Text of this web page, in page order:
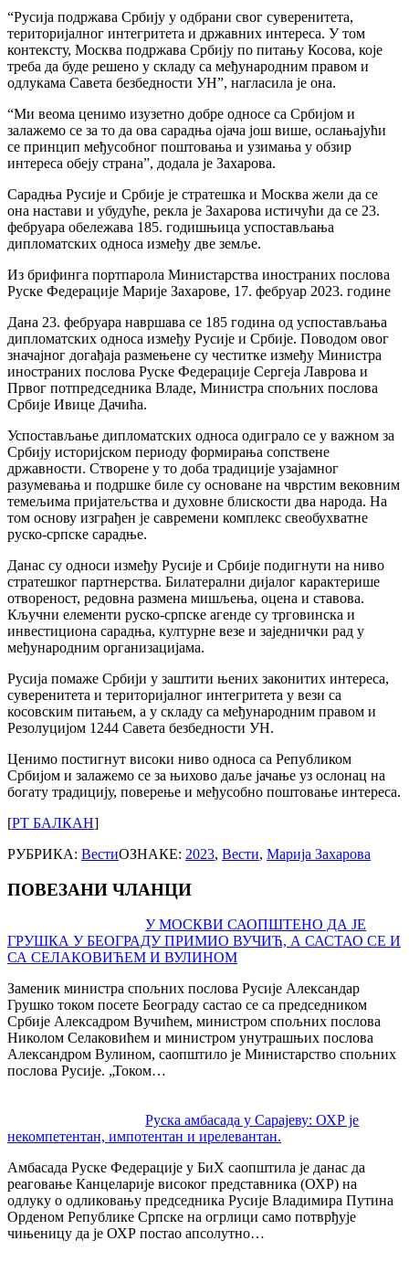
“Русија подржава Србију у одбрани свог суверенитета,
територијалног интегритета и државних интереса. У том
контексту, Москва подржава Србију по питању Косова, које
треба да буде решено у складу са међународним правом и
одлукама Савета безбедности УН”, нагласила је она.
“Ми веома ценимо изузетно добре односе са Србијом и
залажемо се за то да ова сарадња ојача још више, ослањајући
се принцип међусобног поштовања и узимања у обзир
интереса обеју страна”, додала је Захарова.
Сарадња Русије и Србије је стратешка и Москва жели да се
она настави и убудуће, рекла је Захарова истичући да се 23.
фебруара обележава 185. годишњица успостављања
дипломатских односа између две земље.
Из брифинга портпарола Министарства иностраних послова
Руске Федерације Марије Захарове, 17. фебруар 2023. године
Дана 23. фебруара навршава се 185 година од успостављања
дипломатских односа између Русије и Србије. Поводом овог
значајног догађаја размењене су честитке између Министра
иностраних послова Руске Федерације Сергеја Лаврова и
Првог потпредседника Владе, Министра спољних послова
Србије Ивице Дачића.
Успостављање дипломатских односа одиграло се у важном за
Србију историјском периоду формирања сопствене
државности. Створене у то доба традиције узајамног
разумевања и подршке биле су основане на чврстим вековним
темељима пријатељства и духовне блискости два народа. На
том основу изграђен је савремени комплекс свеобухватне
руско-српске сарадње.
Данас су односи између Русије и Србије подигнути на ниво
стратешког партнерства. Билатерални дијалог карактерише
отвореност, редовна размена мишљења, оцена и ставова.
Кључни елементи руско-српске агенде су трговинска и
инвестициона сарадња, културне везе и заједнички рад у
међународним организацијама.
Русија помаже Србији у заштити њених законитих интереса,
суверенитета и територијалног интегритета у вези са
косовским питањем, а у складу са међународним правом и
Резолуцијом 1244 Савета безбедности УН.
Ценимо постигнут високи ниво односа са Републиком
Србијом и залажемо се за њихово даље јачање уз ослонац на
богату традицију, поверење и међусобно поштовање интереса.
[РТ БАЛКАН]
РУБРИКА: ВестиОЗНАКЕ: 2023, Вести, Марија Захарова
ПОВЕЗАНИ ЧЛАНЦИ
У МОСКВИ САОПШТЕНО ДА ЈЕ
ГРУШКА У БЕОГРАДУ ПРИМИО ВУЧИЋ, А САСТАО СЕ И
СА СЕЛАКОВИЋЕМ И ВУЛИНОМ
Заменик министра спољних послова Русије Александар
Грушко током посете Београду састао се са председником
Србије Алексадром Вучићем, министром спољних послова
Николом Селаковићем и министром унутрашњих послова
Александром Вулином, саопштило је Министарство спољних
послова Русије. „Током…
Руска амбасада у Сарајеву: ОХР је
некомпетентан, импотентан и ирелевантан.
Амбасада Руске Федерације у БиХ саопштила је данас да
реаговање Канцеларије високог представника (ОХР) на
одлуку о одликовању председника Русије Владимира Путина
Орденом Републике Српске на огрлици само потврђује
чињеницу да је ОХР постао апсолутно…
navigation